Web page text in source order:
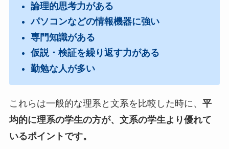
論理的思考力がある
パソコンなどの情報機器に強い
専門知識がある
仮説・検証を繰り返す力がある
勤勉な人が多い
これらは一般的な理系と文系を比較した時に、 平
均的に理系の学生の方が、文系の学生より優れて
いるポイントです。